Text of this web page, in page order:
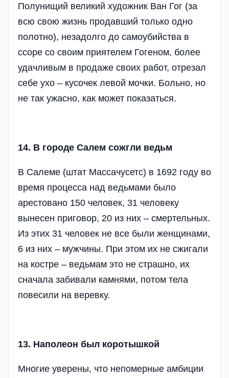
Полунищий великий художник Ван Гог (за
всю свою жизнь продавший только одно
полотно), незадолго до самоубийства в
ссоре со своим приятелем Гогеном, более
удачливым в продаже своих работ, отрезал
себе ухо – кусочек левой мочки. Больно, но
не так ужасно, как может показаться.
14. В городе Салем сожгли ведьм
В Салеме (штат Массачусетс) в 1692 году во
время процесса над ведьмами было
арестовано 150 человек, 31 человеку
вынесен приговор, 20 из них – смертельных.
Из этих 31 человек не все были женщинами,
6 из них – мужчины. При этом их не сжигали
на костре – ведьмам это не страшно, их
сначала забивали камнями, потом тела
повесили на веревку.
13. Наполеон был коротышкой
Многие уверены, что непомерные амбиции